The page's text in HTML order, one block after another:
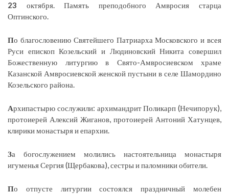
23 октября. Память преподобного Амвросия старца
Оптинского.
По благословению Святейшего Патриарха Московского и всея
Руси епископ Козельский и Людиновский Никита совершил
Божественную литургию в Свято-Амвросиевском храме
Казанской Амвросиевской женской пустыни в селе Шамордино
Козельского района.
Архипастырю сослужили: архимандрит Поликарп (Нечипорук),
протоиерей Алексий Жиганов, протоиерей Антоний Хатунцев,
клирики монастыря и епархии.
За богослужением молились настоятельница монастыря
игуменья Сергия (Щербакова), сестры и паломники обители.
По отпусте литургии состоялся праздничный молебен